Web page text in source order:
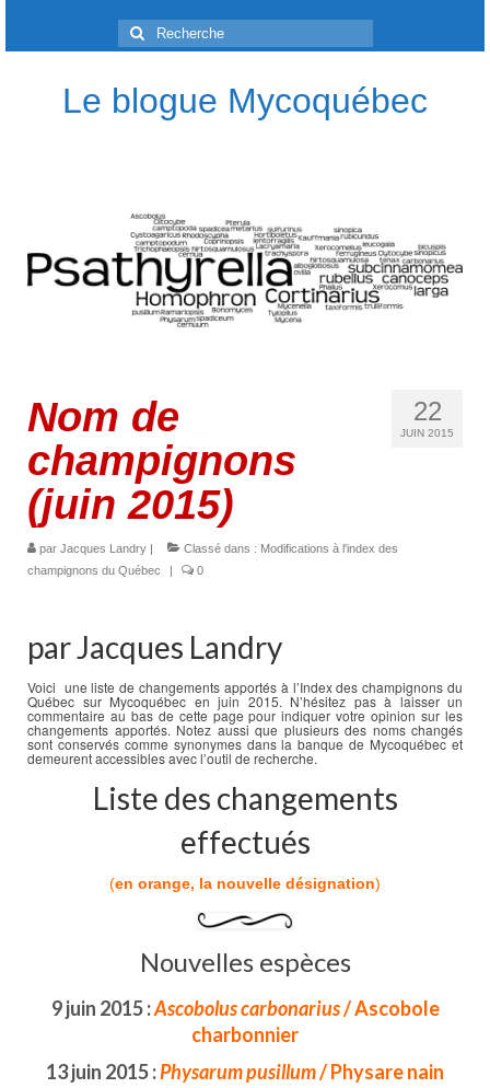
Rechercher
:
Le blogue Mycoquébec
22
JUIN 2015
Nom de
champignons
(juin 2015)
par Jacques Landry | Classé dans : Modifications à l'index des
champignons du Québec
| 0
par Jacques Landry
Voici une liste de changements apportés à l’Index des champignons du
Québec sur Mycoquébec en juin 2015. N’hésitez pas à laisser un
commentaire au bas de cette page pour indiquer votre opinion sur les
changements apportés. Notez aussi que plusieurs des noms changés
sont conservés comme synonymes dans la banque de Mycoquébec et
demeurent accessibles avec l’outil de recherche.
Liste des changements
effectués
(en orange, la nouvelle désignation)
Nouvelles espèces
9 juin 2015 :Ascobolus carbonarius/ Ascobole
charbonnier
13 juin 2015 :Physarum pusillum/ Physare nain